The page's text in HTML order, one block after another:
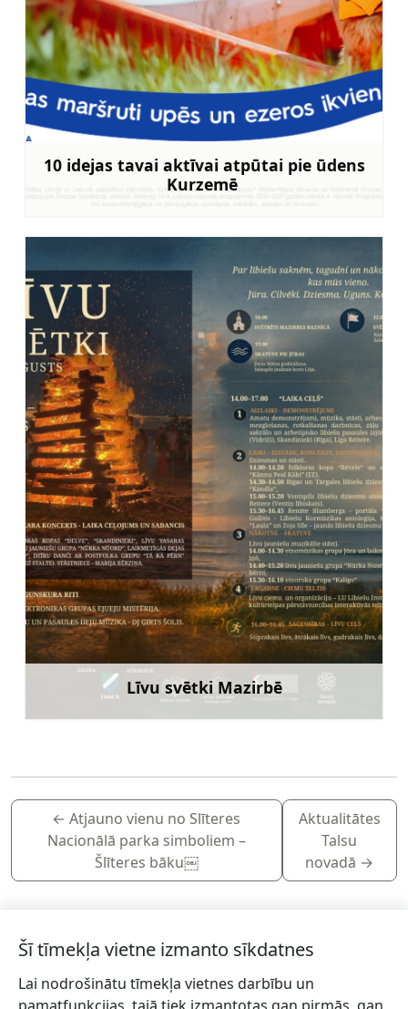
10 idejas tavai aktīvai atpūtai pie ūdens
Kurzemē
Līvu svētki Mazirbē
Uzzināt vairāk
← Atjauno vienu no Slīteres
Nacionālā parka simboliem –
Šlīteres bāku￼
Aktualitātes
Talsu
novadā →
Piesakies jaunumiem!
Šī tīmekļa vietne izmanto sīkdatnes
Lai nodrošinātu tīmekļa vietnes darbību un